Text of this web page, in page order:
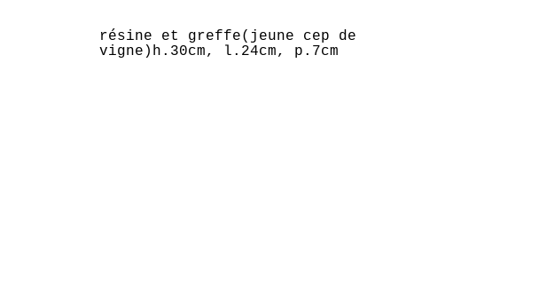
résine et greffe(jeune cep de
vigne) h.30cm, l.24cm, p.7cm